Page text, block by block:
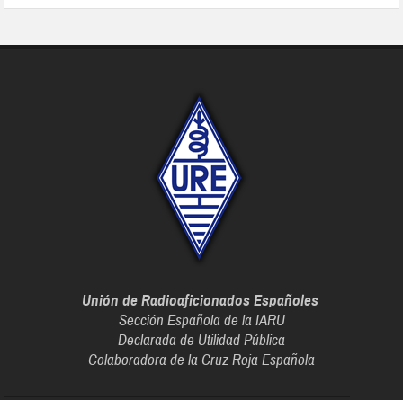
Unión de Radioaficionados Españoles
Sección Española de la IARU
Declarada de Utilidad Pública
Colaboradora de la Cruz Roja Española